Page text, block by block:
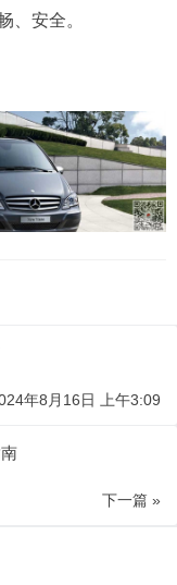
、安全。
年8月16日 上午3:09
下一篇 »